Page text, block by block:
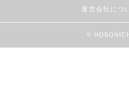
運営会社につ
©